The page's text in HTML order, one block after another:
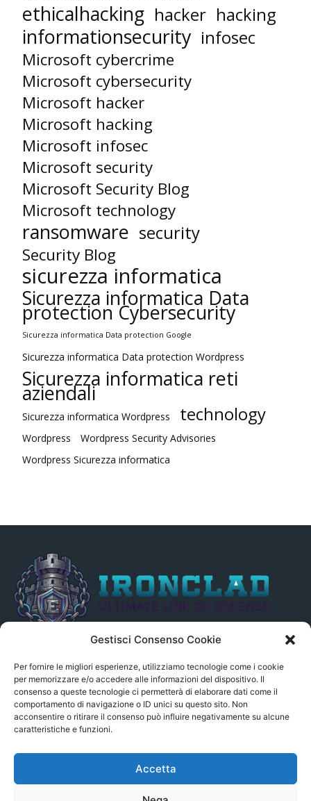
Gestisci Consenso Cookie
Per fornire le migliori esperienze, utilizziamo tecnologie come i cookie
per memorizzare e/o accedere alle informazioni del dispositivo. Il
consenso a queste tecnologie ci permetterà di elaborare dati come il
comportamento di navigazione o ID unici su questo sito. Non
acconsentire o ritirare il consenso può influire negativamente su alcune
caratteristiche e funzioni.
Accetta
ethicalhacking hacker hacking
informationsecurity infosec
Microsoft cybercrime
Microsoft cybersecurity
Microsoft hacker
Microsoft hacking
Microsoft infosec
Microsoft security
Microsoft Security Blog
Microsoft technology
ransomware security
Security Blog
sicurezza informatica
Sicurezza informatica Data
protection Cybersecurity
Sicurezza informatica Data protection Google
Sicurezza informatica Data protection Wordpress
Sicurezza informatica reti
aziendali
Sicurezza informatica Wordpress technology
Wordpress
Wordpress Security Advisories
Wordpress Sicurezza informatica
indirettamente, alle Fonti delle notizie segnalate né può essere
ritenuto responsabile ad alcun titolo dei loro contenuti. Si precisa
altresì che le notizie segnalate dall’aggregatore NON sono da
intendersi in alcun modo di proprietà del sito GenSys.it, ad
eccezione degli articoli e dei documenti pubblicati nel blog.